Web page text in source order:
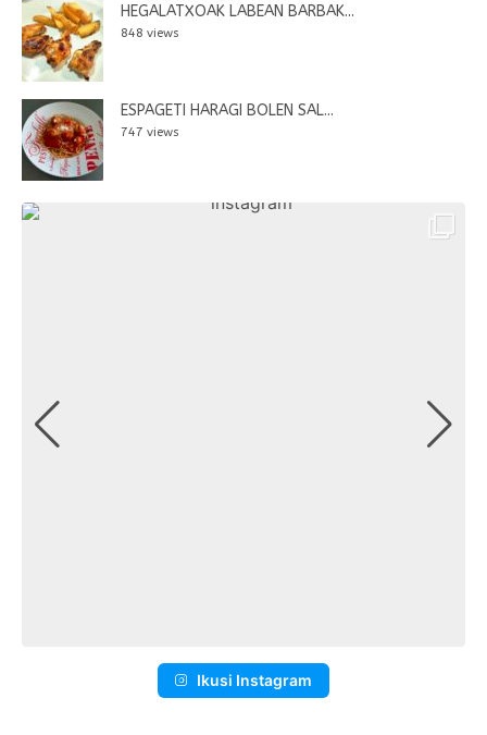
HEGALATXOAK LABEAN BARBAK...
848 views
ESPAGETI HARAGI BOLEN SAL...
747 views
Ikusi Instagram